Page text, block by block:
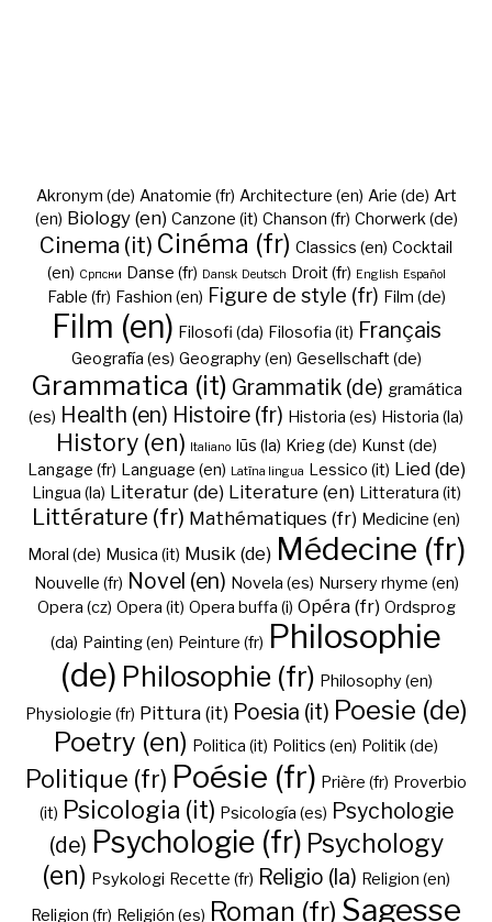
Akronym (de) Anatomie (fr) Architecture (en) Arie (de) Art
(en) Biology (en) Canzone (it) Chanson (fr) Chorwerk (de)
Cinema (it) Cinéma (fr) Classics (en) Cocktail
(en) Cрпски Danse (fr) Dansk Deutsch Droit (fr) English Español
Fable (fr) Fashion (en) Figure de style (fr) Film (de)
Film (en) Filosofi (da) Filosofia (it) Français
Geografía (es) Geography (en) Gesellschaft (de)
Grammatica (it) Grammatik (de) gramática
(es) Health (en) Histoire (fr) Historia (es) Historia (la)
History (en) Italiano Iūs (la) Krieg (de) Kunst (de)
Langage (fr) Language (en) Latīna lingua Lessico (it) Lied (de)
Lingua (la) Literatur (de) Literature (en) Litteratura (it)
Littérature (fr) Mathématiques (fr) Medicine (en)
Moral (de) Musica (it) Musik (de) Médecine (fr)
Nouvelle (fr) Novel (en) Novela (es) Nursery rhyme (en)
Opera (cz) Opera (it) Opera buffa (i) Opéra (fr) Ordsprog
(da) Painting (en) Peinture (fr) Philosophie
(de) Philosophie (fr) Philosophy (en)
Physiologie (fr) Pittura (it) Poesia (it) Poesie (de)
Poetry (en) Politica (it) Politics (en) Politik (de)
Politique (fr) Poésie (fr) Prière (fr) Proverbio
(it) Psicologia (it) Psicología (es) Psychologie
(de) Psychologie (fr) Psychology
(en) Psykologi Recette (fr) Religio (la) Religion (en)
Religion (fr) Religión (es) Roman (fr) Sagesse